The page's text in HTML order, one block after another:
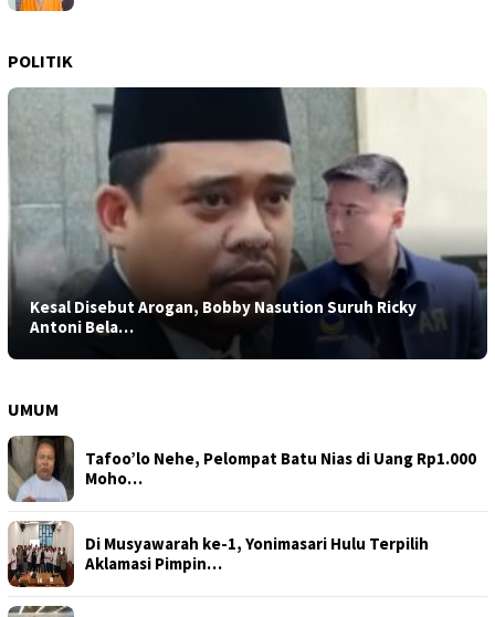
POLITIK
Kesal Disebut Arogan, Bobby Nasution Suruh Ricky
Antoni Bela…
UMUM
Tafoo’lo Nehe, Pelompat Batu Nias di Uang Rp1.000
Moho…
Di Musyawarah ke-1, Yonimasari Hulu Terpilih
Aklamasi Pimpin…